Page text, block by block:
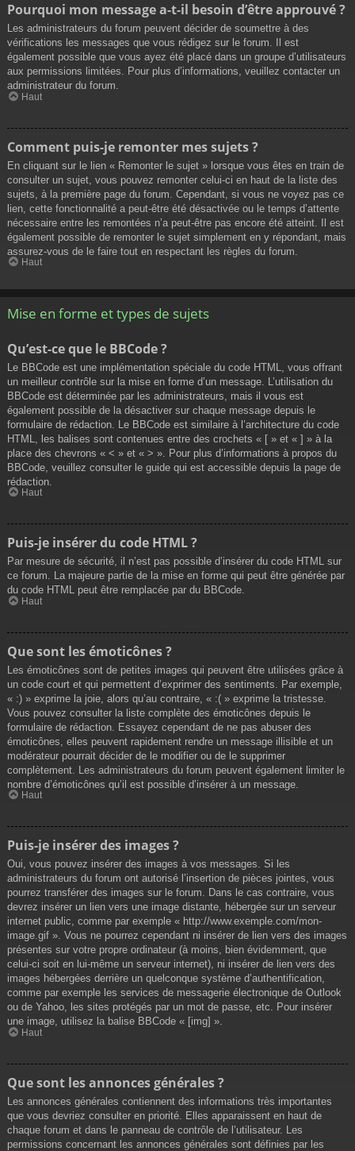
Pourquoi mon message a-t-il besoin d’être approuvé ?
Les administrateurs du forum peuvent décider de soumettre à des
vérifications les messages que vous rédigez sur le forum. Il est
également possible que vous ayez été placé dans un groupe d’utilisateurs
aux permissions limitées. Pour plus d’informations, veuillez contacter un
administrateur du forum.
Haut
Comment puis-je remonter mes sujets ?
En cliquant sur le lien « Remonter le sujet » lorsque vous êtes en train de
consulter un sujet, vous pouvez remonter celui-ci en haut de la liste des
sujets, à la première page du forum. Cependant, si vous ne voyez pas ce
lien, cette fonctionnalité a peut-être été désactivée ou le temps d’attente
nécessaire entre les remontées n’a peut-être pas encore été atteint. Il est
également possible de remonter le sujet simplement en y répondant, mais
assurez-vous de le faire tout en respectant les règles du forum.
Haut
Mise en forme et types de sujets
Qu’est-ce que le BBCode ?
Le BBCode est une implémentation spéciale du code HTML, vous offrant
un meilleur contrôle sur la mise en forme d’un message. L’utilisation du
BBCode est déterminée par les administrateurs, mais il vous est
également possible de la désactiver sur chaque message depuis le
formulaire de rédaction. Le BBCode est similaire à l’architecture du code
HTML, les balises sont contenues entre des crochets « [ » et « ] » à la
place des chevrons « < » et « > ». Pour plus d’informations à propos du
BBCode, veuillez consulter le guide qui est accessible depuis la page de
rédaction.
Haut
Puis-je insérer du code HTML ?
Par mesure de sécurité, il n’est pas possible d’insérer du code HTML sur
ce forum. La majeure partie de la mise en forme qui peut être générée par
du code HTML peut être remplacée par du BBCode.
Haut
Que sont les émoticônes ?
Les émoticônes sont de petites images qui peuvent être utilisées grâce à
un code court et qui permettent d’exprimer des sentiments. Par exemple,
« :) » exprime la joie, alors qu’au contraire, « :( » exprime la tristesse.
Vous pouvez consulter la liste complète des émoticônes depuis le
formulaire de rédaction. Essayez cependant de ne pas abuser des
émoticônes, elles peuvent rapidement rendre un message illisible et un
modérateur pourrait décider de le modifier ou de le supprimer
complètement. Les administrateurs du forum peuvent également limiter le
nombre d’émoticônes qu’il est possible d’insérer à un message.
Haut
Puis-je insérer des images ?
Oui, vous pouvez insérer des images à vos messages. Si les
administrateurs du forum ont autorisé l’insertion de pièces jointes, vous
pourrez transférer des images sur le forum. Dans le cas contraire, vous
devrez insérer un lien vers une image distante, hébergée sur un serveur
internet public, comme par exemple « http://www.exemple.com/mon-
image.gif ». Vous ne pourrez cependant ni insérer de lien vers des images
présentes sur votre propre ordinateur (à moins, bien évidemment, que
celui-ci soit en lui-même un serveur internet), ni insérer de lien vers des
images hébergées derrière un quelconque système d’authentification,
comme par exemple les services de messagerie électronique de Outlook
ou de Yahoo, les sites protégés par un mot de passe, etc. Pour insérer
une image, utilisez la balise BBCode « [img] ».
Haut
Que sont les annonces générales ?
Les annonces générales contiennent des informations très importantes
que vous devriez consulter en priorité. Elles apparaissent en haut de
chaque forum et dans le panneau de contrôle de l’utilisateur. Les
permissions concernant les annonces générales sont définies par les